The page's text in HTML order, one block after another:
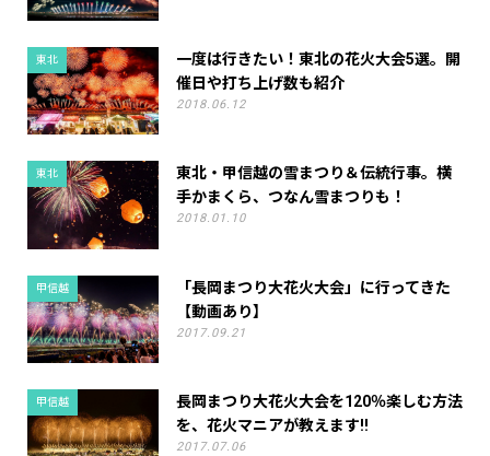
東北
一度は行きたい！東北の花火大会5選。開
催日や打ち上げ数も紹介
2018.06.12
東北
東北・甲信越の雪まつり＆伝統行事。横
手かまくら、つなん雪まつりも！
2018.01.10
甲信越
「長岡まつり大花火大会」に行ってきた
【動画あり】
2017.09.21
甲信越
長岡まつり大花火大会を120％楽しむ方法
を、花火マニアが教えます!!
2017.07.06